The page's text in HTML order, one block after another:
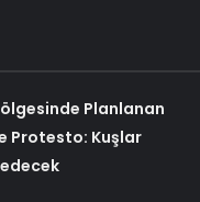
Planlanan
Protesto: Kuşlar